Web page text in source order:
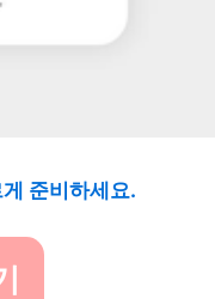
준비하세요.